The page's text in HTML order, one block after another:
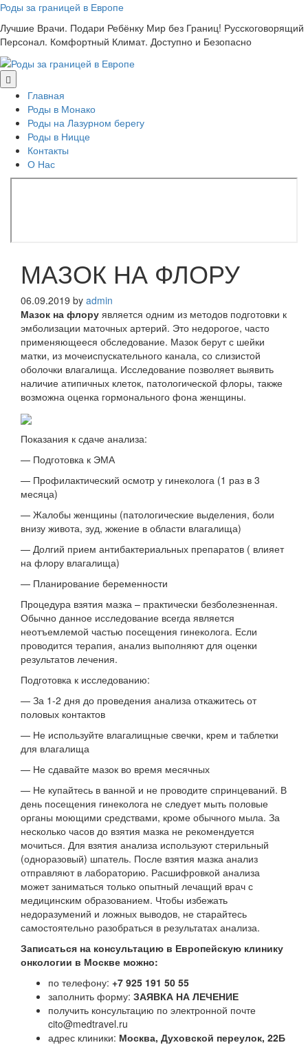
Skip
content
Роды за границей в Европе
Лучшие Врачи. Подари Ребёнку Мир без Границ! Русскоговорящий
Персонал. Комфортный Климат. Доступно и Безопасно
Главная
Роды в Монако
Роды на Лазурном берегу
Роды в Ницце
Контакты
О Нас
МАЗОК НА ФЛОРУ
06.09.2019 by admin
Мазок на флору является одним из методов подготовки к
эмболизации маточных артерий. Это недорогое, часто
применяющееся обследование. Мазок берут с шейки
матки, из мочеиспускательного канала, со слизистой
оболочки влагалища. Исследование позволяет выявить
наличие атипичных клеток, патологической флоры, также
возможна оценка гормонального фона женщины.
Показания к сдаче анализа:
— Подготовка к ЭМА
— Профилактический осмотр у гинеколога (1 раз в 3
месяца)
— Жалобы женщины (патологические выделения, боли
внизу живота, зуд, жжение в области влагалища)
— Долгий прием антибактериальных препаратов ( влияет
на флору влагалища)
— Планирование беременности
Процедура взятия мазка – практически безболезненная.
Обычно данное исследование всегда является
неотъемлемой частью посещения гинеколога. Если
проводится терапия, анализ выполняют для оценки
результатов лечения.
Подготовка к исследованию:
— За 1-2 дня до проведения анализа откажитесь от
половых контактов
— Не используйте влагалищные свечки, крем и таблетки
для влагалища
— Не сдавайте мазок во время месячных
— Не купайтесь в ванной и не проводите спринцеваний. В
день посещения гинеколога не следует мыть половые
органы моющими средствами, кроме обычного мыла. За
несколько часов до взятия мазка не рекомендуется
мочиться. Для взятия анализа используют стерильный
(одноразовый) шпатель. После взятия мазка анализ
отправляют в лабораторию. Расшифровкой анализа
может заниматься только опытный лечащий врач с
медицинским образованием. Чтобы избежать
недоразумений и ложных выводов, не старайтесь
самостоятельно разобраться в результатах анализа.
Записаться на консультацию в Европейскую клинику
онкологии в Москве можно:
по телефону: +7 925 191 50 55
заполнить форму: ЗАЯВКА НА ЛЕЧЕНИЕ
получить консультацию по электронной почте
cito@medtravel.ru
адрес клиники: Москва, Духовской переулок, 22Б